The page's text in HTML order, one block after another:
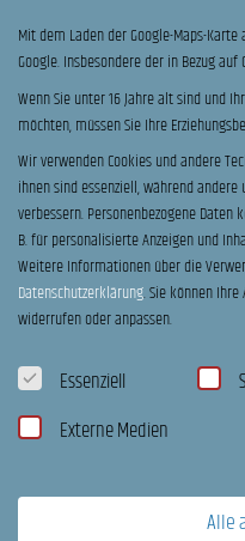
Cube | Cubie 160 RT
Mit dem Laden der Google-Maps-
Google. Insbesondere der in Bezug auf
Wenn Sie unter 16 Jahre alt sind und
möchten, müssen Sie Ihre
Wir verwenden Cookies und andere
ihnen sind essenziell, während
verbessern.Personenbezogene Daten
B. für personalisierte Anzeigen und
Weitere Informationen über die
Datenschutzerklärung.Sie können
widerrufen oder anpassen.
Datenschutzeinstellungen
Essenziell
Externe Medien
Alle